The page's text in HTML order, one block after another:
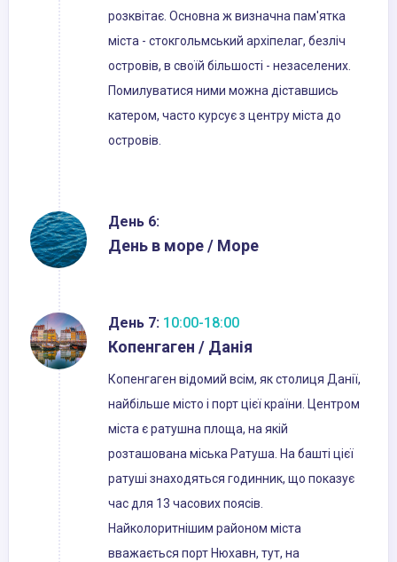
розквітає. Основна ж визначна пам'ятка
міста - стокгольмський архіпелаг, безліч
островів, в своїй більшості - незаселених.
Помилуватися ними можна діставшись
катером, часто курсує з центру міста до
островів.
День 6:
День в море / Море
День 7: 10:00-18:00
Копенгаген / Данія
Копенгаген відомий всім, як столиця Данії,
найбільше місто і порт цієї країни. Центром
міста є ратушна площа, на якій
розташована міська Ратуша. На башті цієї
ратуші знаходяться годинник, що показує
час для 13 часових поясів.
Найколоритнішим районом міста
вважається порт Нюхавн, тут, на